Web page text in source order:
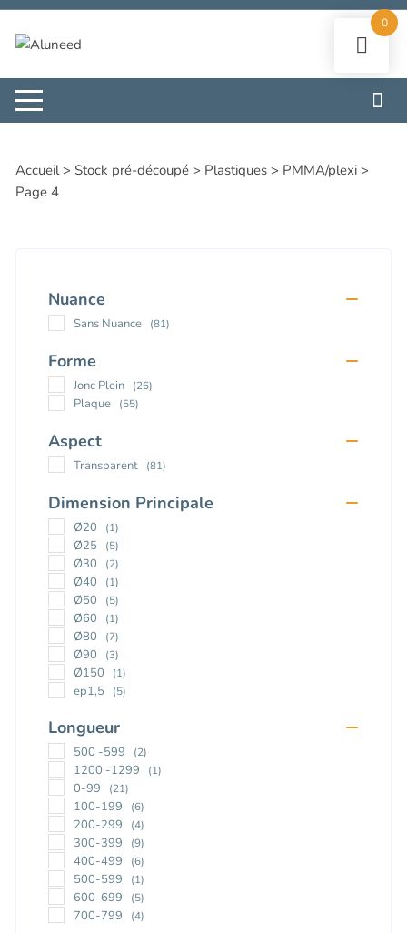
Aller
contenu
Accueil>Stock pré-découpé > Plastiques > PMMA/plexi >
Page 4
Nuance
Sans Nuance (81)
Forme
Jonc Plein (26)
Plaque (55)
Aspect
Transparent (81)
Dimension Principale
Ø20 (1)
Ø25 (5)
Ø30 (2)
Ø40 (1)
Ø50 (5)
Ø60 (1)
Ø80 (7)
Ø90 (3)
Ø150 (1)
ep1,5 (5)
ep3 (17)
ep4 (7)
ep5 (10)
ep8 (3)
ep15 (5)
ep20 (4)
Longueur
500 -599 (2)
1200 -1299 (1)
0-99 (21)
100-199 (6)
200-299 (4)
300-399 (9)
400-499 (6)
500-599 (1)
600-699 (5)
700-799 (4)
0